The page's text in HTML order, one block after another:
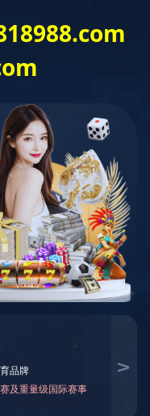
工程业绩
>工程业绩>世界杯竞猜网站-世